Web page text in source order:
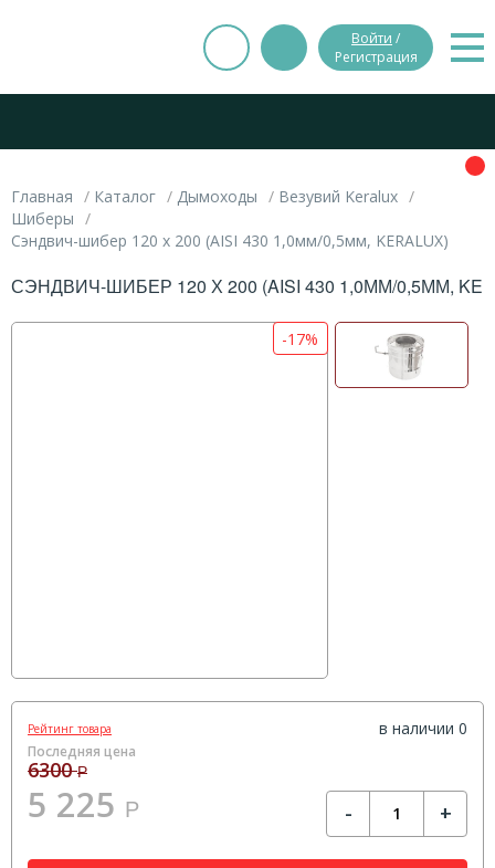
Войти /
Регистрация
Главная Каталог Дымоходы
Везувий Keralux
Шиберы
Сэндвич-шибер 120 х 200 (AISI 430 1,0мм/0,5мм, KERALUX)
СЭНДВИЧ-ШИБЕР 120 Х 200 (AISI 430 1,0ММ/0,5ММ,
-17%
Рейтинг товара в наличии 0
Последняя цена
6300Р
5 225 Р - +